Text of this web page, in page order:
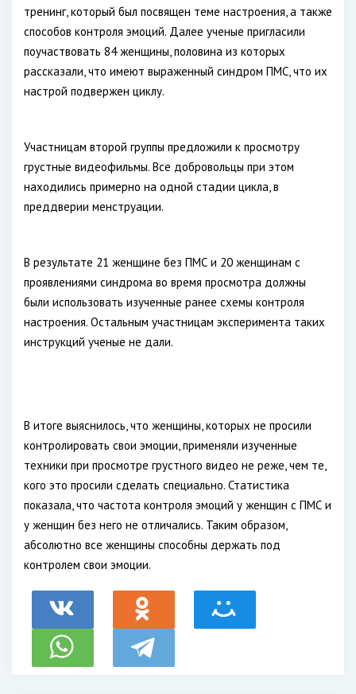
тренинг, который был посвящен теме настроения, а также
способов контроля эмоций. Далее ученые пригласили
поучаствовать 84 женщины, половина из которых
рассказали, что имеют выраженный синдром ПМС, что их
настрой подвержен циклу.
Участницам второй группы предложили к просмотру
грустные видеофильмы. Все добровольцы при этом
находились примерно на одной стадии цикла, в
преддверии менструации.
В результате 21 женщине без ПМС и 20 женщинам с
проявлениями синдрома во время просмотра должны
были использовать изученные ранее схемы контроля
настроения. Остальным участницам эксперимента таких
инструкций ученые не дали.
В итоге выяснилось, что женщины, которых не просили
контролировать свои эмоции, применяли изученные
техники при просмотре грустного видео не реже, чем те,
кого это просили сделать специально. Статистика
показала, что частота контроля эмоций у женщин с ПМС и
у женщин без него не отличались. Таким образом,
абсолютно все женщины способны держать под
контролем свои эмоции.